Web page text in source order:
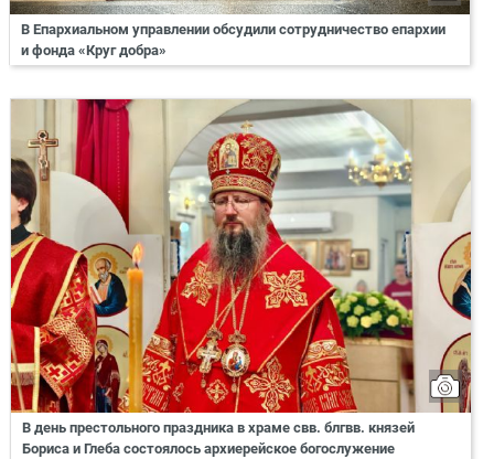
В Епархиальном управлении обсудили сотрудничество епархии
и фонда «Круг добра»
В день престольного праздника в храме свв. блгвв. князей
Бориса и Глеба состоялось архиерейское богослужение